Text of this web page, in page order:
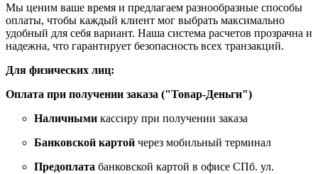
Мы ценим ваше время и предлагаем разнообразные способы
оплаты, чтобы каждый клиент мог выбрать максимально
удобный для себя вариант. Наша система расчетов прозрачна и
надежна, что гарантирует безопасность всех транзакций.
Для физических лиц:
Оплата при получении заказа ("Товар-Деньги")
Наличными кассиру при получении заказа
Банковской картой через мобильный терминал
Предоплата банковской картой в офисе СПб. ул.